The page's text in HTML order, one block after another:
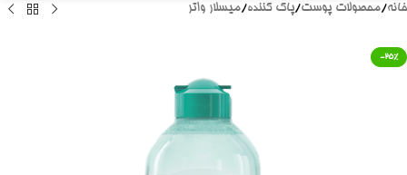
خانه/محصولات پوست/پاک کننده/میسلار واتر
-25%